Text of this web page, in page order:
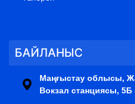
БАЙЛАНЫС
Маңғыстау облысы,
Вокзал станциясы,